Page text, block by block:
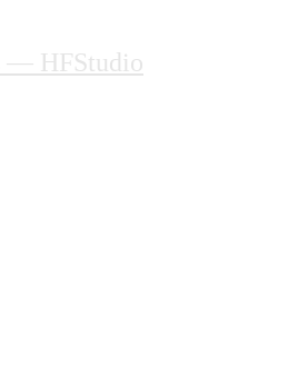
— HFStudio